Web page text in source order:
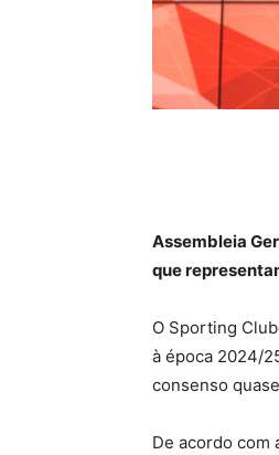
Assembleia
que
O Sporting
à época 2024/
consenso
De acordo com